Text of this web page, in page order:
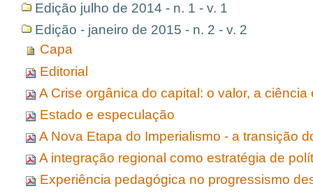
Edição julho de 2014 - n. 1 - v. 1
Edição - janeiro de 2015 - n. 2 - v. 2
Capa
Editorial
A Crise orgânica do capital: o valor, a
Estado e especulação
A Nova Etapa do Imperialismo - a transição
A integração regional como estratégia de
Experiência pedagógica no progressismo